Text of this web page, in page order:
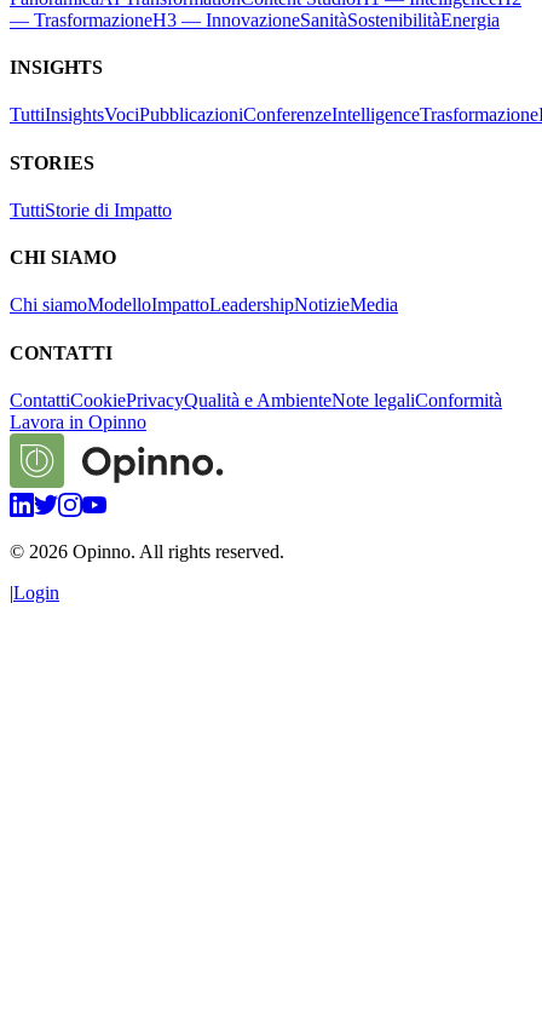
— TrasformazioneH3 — InnovazioneSanitàSostenibilitàEnergia
INSIGHTS
TuttiInsightsVociPubblicazioniConferenzeIntelligenceTrasformazione
STORIES
TuttiStorie di Impatto
CHI SIAMO
Chi siamoModelloImpattoLeadershipNotizieMedia
CONTATTI
ContattiCookiePrivacyQualità e AmbienteNote legaliConformità
Lavora in Opinno
© 2026 Opinno. All rights reserved.
|Login